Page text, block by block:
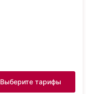
Выберите тарифы